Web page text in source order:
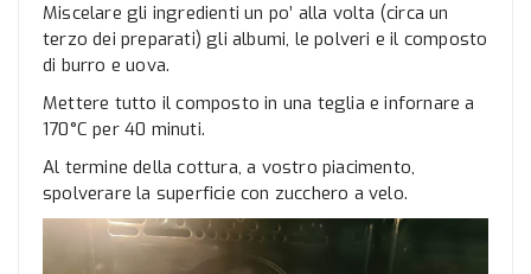
Miscelare gli ingredienti un po’ alla volta (circa un
terzo dei preparati) gli albumi, le polveri e il composto
di burro e uova.
Mettere tutto il composto in una teglia e infornare a
170°C per 40 minuti.
Al termine della cottura, a vostro piacimento,
spolverare la superficie con zucchero a velo.